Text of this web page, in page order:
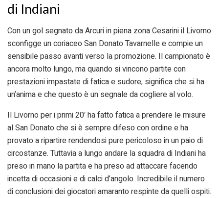
di Indiani
Con un gol segnato da Arcuri in piena zona Cesarini il Livorno
sconfigge un coriaceo San Donato Tavarnelle e compie un
sensibile passo avanti verso la promozione. Il campionato è
ancora molto lungo, ma quando si vincono partite con
prestazioni impastate di fatica e sudore, significa che si ha
un’anima e che questo è un segnale da cogliere al volo.
Il Livorno per i primi 20′ ha fatto fatica a prendere le misure
al San Donato che si è sempre difeso con ordine e ha
provato a ripartire rendendosi pure pericoloso in un paio di
circostanze. Tuttavia a lungo andare la squadra di Indiani ha
preso in mano la partita e ha preso ad attaccare facendo
incetta di occasioni e di calci d’angolo. Incredibile il numero
di conclusioni dei giocatori amaranto respinte da quelli ospiti.